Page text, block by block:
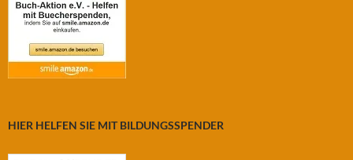
HIER HELFEN SIE MIT BILDUNGSSPENDER